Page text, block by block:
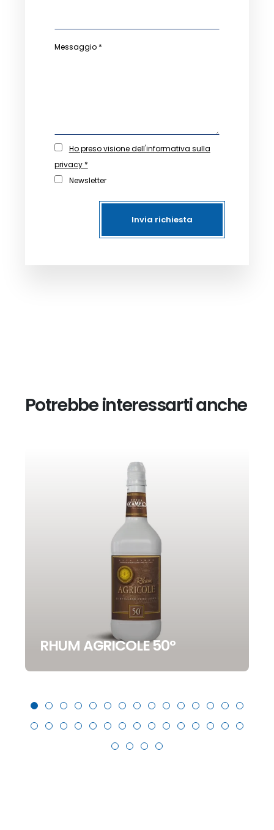
Messaggio *
Ho preso visione dell'informativa sulla
privacy *
Newsletter
Invia richiesta
Potrebbe interessarti anche
RHUM AGRICOLE 50°